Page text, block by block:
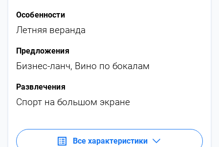
Особенности
Летняя веранда
Предложения
Бизнес-ланч, Вино по бокалам
Развлечения
Спорт на большом экране
Все характеристики